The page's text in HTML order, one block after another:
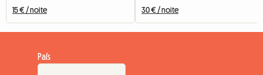
15 € / noite 30 € / noite
País